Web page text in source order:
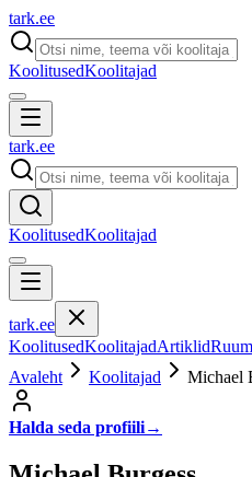
tark.ee
KoolitusedKoolitajad
tark.ee
KoolitusedKoolitajad
tark.ee
KoolitusedKoolitajadArtiklid
Avaleht
Koolitajad Michael
Halda seda profiili→